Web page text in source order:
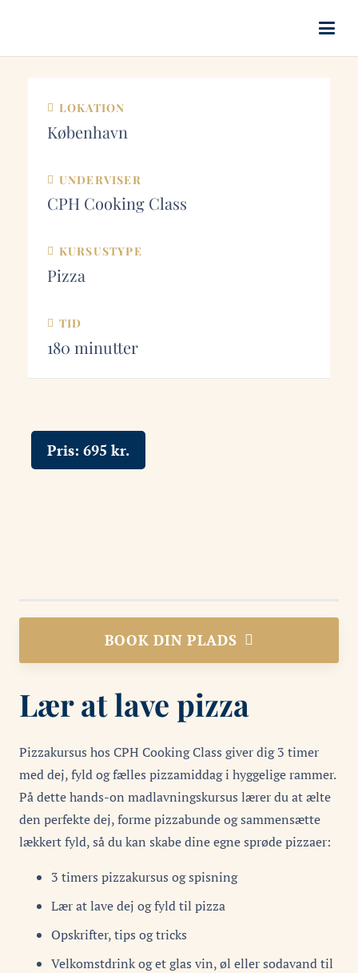
LOKATION
København
UNDERVISER
CPH Cooking Class
KURSUSTYPE
Pizza
TID
180 minutter
Pris: 695 kr.
BOOK DIN PLADS
Lær at lave pizza
Pizzakursus hos CPH Cooking Class giver dig 3 timer
med dej, fyld og fælles pizzamiddag i hyggelige rammer.
På dette hands-on madlavningskursus lærer du at ælte
den perfekte dej, forme pizzabunde og sammensætte
lækkert fyld, så du kan skabe dine egne sprøde pizzaer:
3 timers pizzakursus og spisning
Lær at lave dej og fyld til pizza
Opskrifter, tips og tricks
Velkomstdrink og et glas vin, øl eller sodavand til